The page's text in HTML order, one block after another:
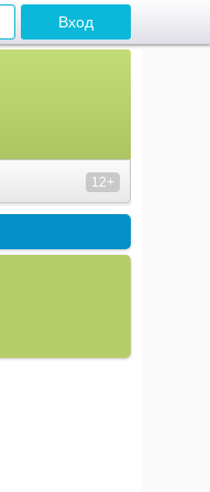
12+